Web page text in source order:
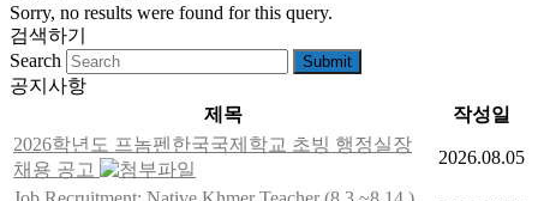
Sorry, no results were found for this query.
검색하기
Search
Submit
공지사항
제목
작성일
2026학년도 프놈펜한국국제학교 초빙 행정실장
채용 공고
2026.08.05